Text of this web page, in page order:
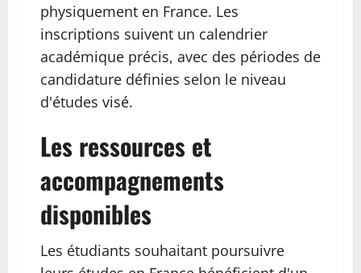
physiquement en France. Les
inscriptions suivent un calendrier
académique précis, avec des périodes de
candidature définies selon le niveau
d'études visé.
Les ressources et
accompagnements
disponibles
Les étudiants souhaitant poursuivre